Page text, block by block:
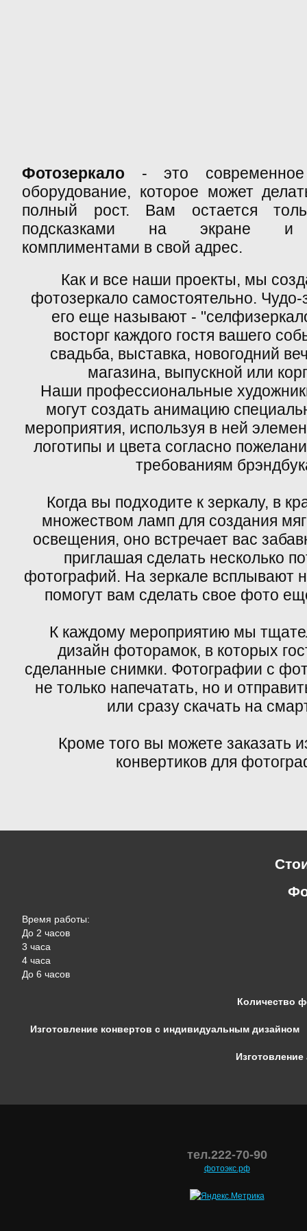
Фотозеркало - это современное
оборудование, которое может
полный рост. Вам остается
подсказками на экране и
комплиментами в свой адрес.
Как и все наши проекты, мы
фотозеркало самостоятельно. Чудо-
его еще называют -
восторг каждого гостя вашего
свадьба, выставка, новогодний
магазина, выпускной или
Наши профессиональные
могут создать анимацию
мероприятия, используя в ней
логотипы и цвета согласно
требованиям
Когда вы подходите к зеркалу, в
множеством ламп для создания
освещения, оно встречает вас
приглашая сделать несколько
фотографий. На зеркале всплывают
помогут вам сделать свое фото
К каждому мероприятию мы
дизайн фоторамок, в которых
сделанные снимки. Фотографии с
не только напечатать, но и
или сразу скачать на
Кроме того вы можете заказать
конвертиков для
Время работы:
До 2 часов
3 часа
4 часа
До 6 часов
Количество
Изготовление конвертов с индивидуальным дизайном
тел.222-70-90
фотоэкс.рф